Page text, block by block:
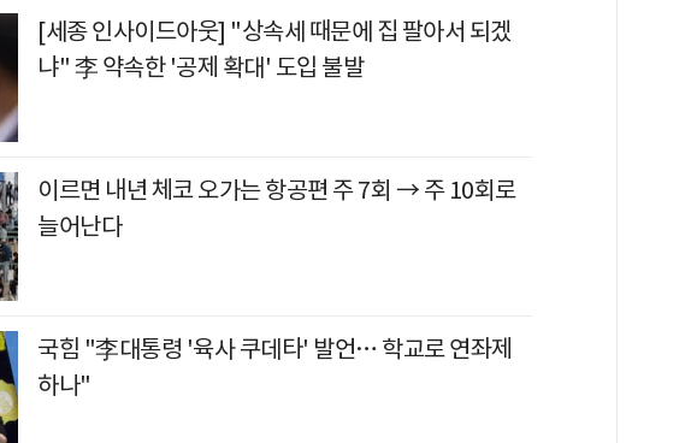
[세종 인사이드아웃] "상속세 때문에 집 팔아서 되겠
냐" 李 약속한 '공제 확대' 도입 불발
이르면 내년 체코 오가는 항공편 주 7회 → 주 10회로
늘어난다
국힘 "李대통령 '육사 쿠데타' 발언… 학교로 연좌제
하나"